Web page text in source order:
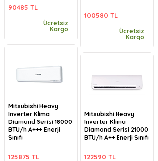
90485 TL
Ücretsiz
Kargo
Mitsubishi Heavy
Inverter Klima
Diamond Serisi 18000
BTU/h A+++ Enerji
Sınıfı
125875 TL
100580 TL
Ücretsiz
Kargo
Mitsubishi Heavy
Inverter Klima
Diamond Serisi 21000
BTU/h A++ Enerji Sınıfı
122590 TL